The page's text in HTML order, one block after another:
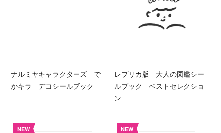
ナルミヤキャラクターズ で
かキラ デコシールブック
レプリカ版 大人の図鑑シー
ルブック ベストセレクショ
ン
NEW NEW